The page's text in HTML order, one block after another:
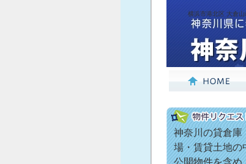
横浜市港北区 大倉山
神奈川の貸倉庫
場・賃貸土地の
公開物件を含め